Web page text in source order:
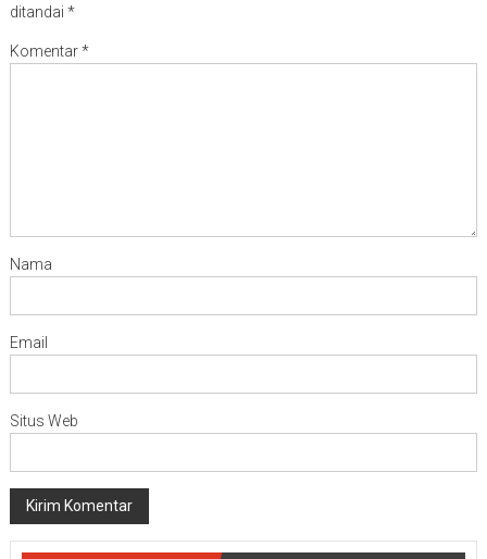
ditandai *
Komentar*
Nama
Email
Situs Web